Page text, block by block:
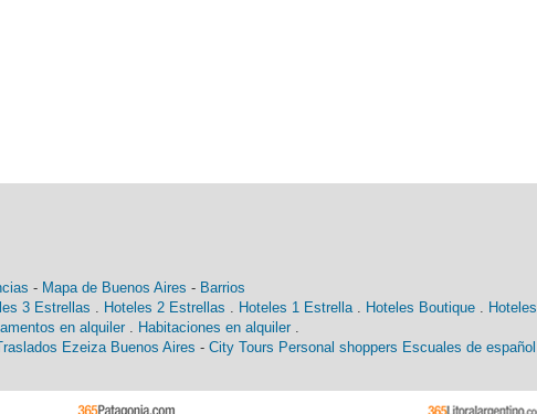
- Mapa de Buenos Aires - Barrios
3 Estrellas Hoteles 2 Estrellas Hoteles 1 Estrella Hoteles Boutique Hoteles
en alquiler Habitaciones en alquiler
Ezeiza Buenos Aires - City Tours Personal shoppers Escuales de español